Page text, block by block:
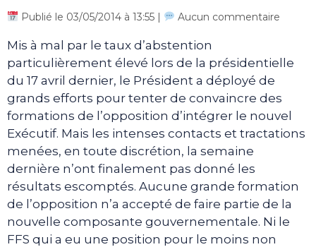
Publié le 03/05/2014 à 13:55 | Aucun commentaire
Mis à mal par le taux d’abstention
particulièrement élevé lors de la présidentielle
du 17 avril dernier, le Président a déployé de
grands efforts pour tenter de convaincre des
formations de l’opposition d’intégrer le nouvel
Exécutif. Mais les intenses contacts et tractations
menées, en toute discrétion, la semaine
dernière n’ont finalement pas donné les
résultats escomptés. Aucune grande formation
de l’opposition n’a accepté de faire partie de la
nouvelle composante gouvernementale. Ni le
FFS qui a eu une position pour le moins non